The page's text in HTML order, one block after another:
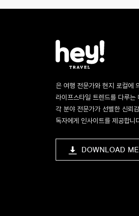
은 여행 전문가와 현지 로컬에
라이프스타일 트렌드를 다루
각 분야 전문가가 선별한 신뢰
독자에게 인사이트를 제공합니
DOWNLOAD